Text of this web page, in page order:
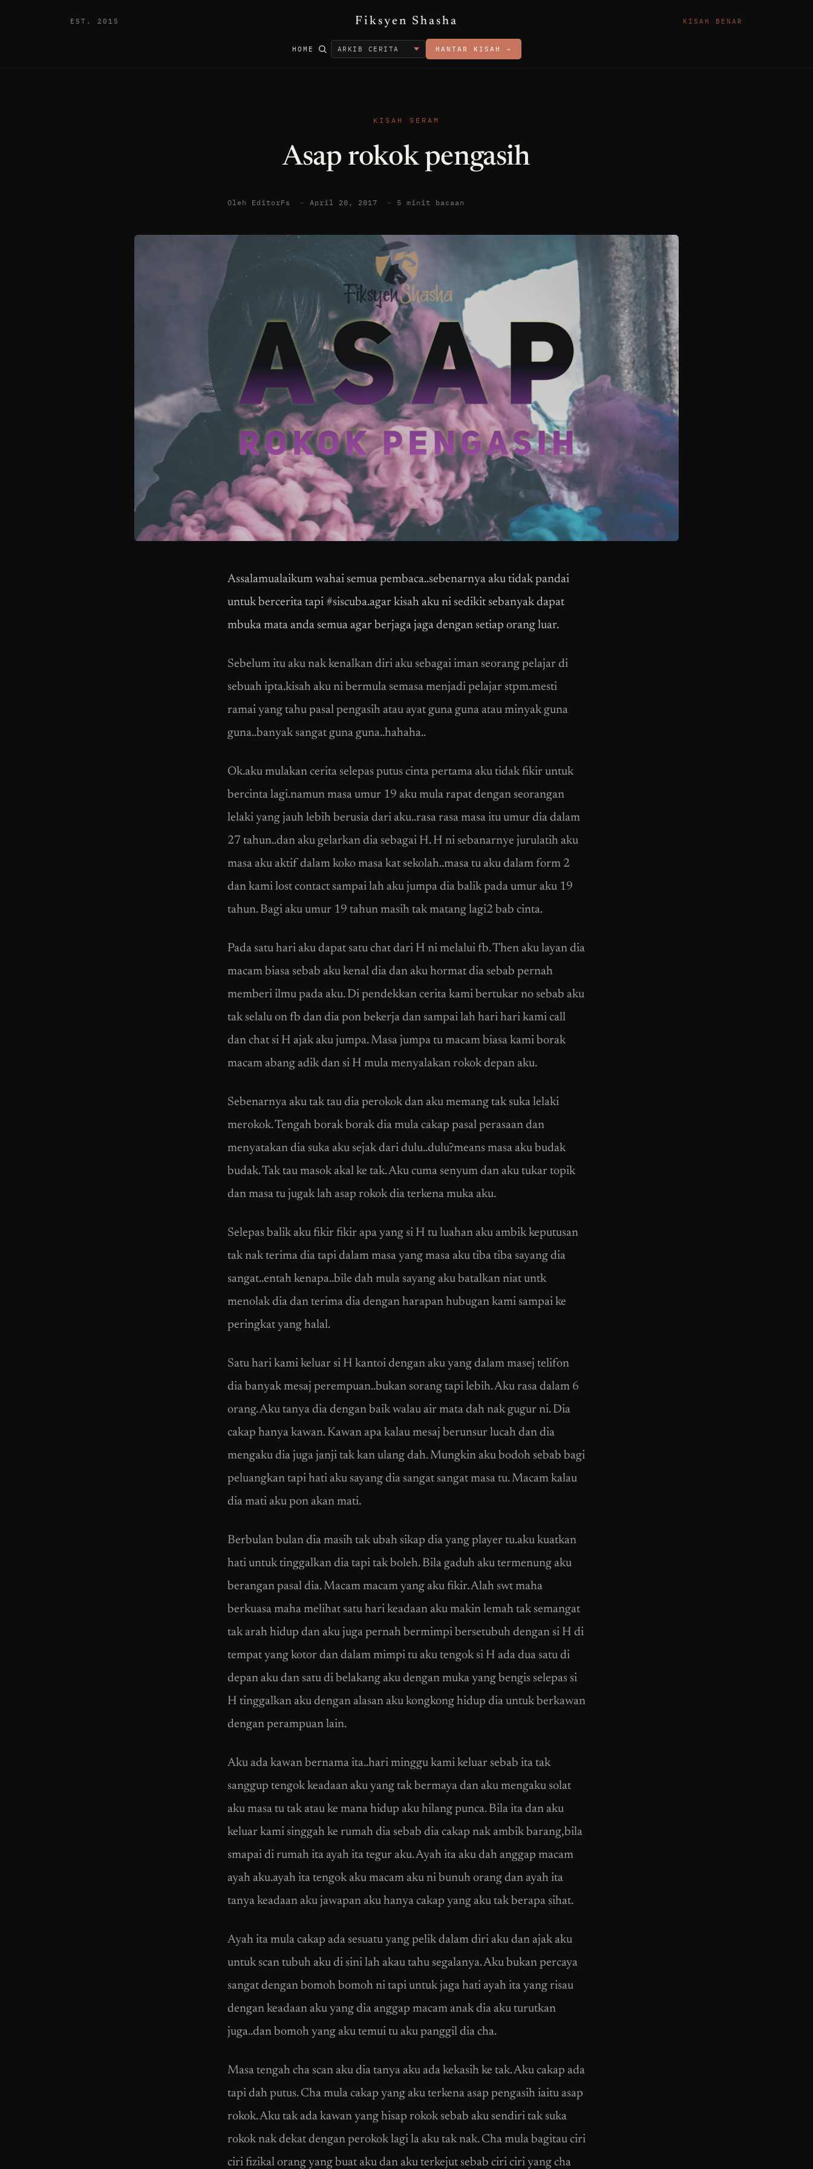
EST. 2015 Fiksyen Shasha KISAH BENAR
HOME HANTAR KISAH →
KISAH SERAM
Asap rokok pengasih
Oleh EditorFs — April 20, 2017 — 5 minit bacaan
Assalamualaikum wahai semua pembaca..sebenarnya aku tidak pandai
untuk bercerita tapi #siscuba.agar kisah aku ni sedikit sebanyak dapat
mbuka mata anda semua agar berjaga jaga dengan setiap orang luar.
Sebelum itu aku nak kenalkan diri aku sebagai iman seorang pelajar di
sebuah ipta.kisah aku ni bermula semasa menjadi pelajar stpm.mesti
ramai yang tahu pasal pengasih atau ayat guna guna atau minyak guna
guna..banyak sangat guna guna..hahaha..
Ok.aku mulakan cerita selepas putus cinta pertama aku tidak fikir untuk
bercinta lagi.namun masa umur 19 aku mula rapat dengan seorangan
lelaki yang jauh lebih berusia dari aku..rasa rasa masa itu umur dia dalam
27 tahun..dan aku gelarkan dia sebagai H. H ni sebanarnye jurulatih aku
masa aku aktif dalam koko masa kat sekolah..masa tu aku dalam form 2
dan kami lost contact sampai lah aku jumpa dia balik pada umur aku 19
tahun. Bagi aku umur 19 tahun masih tak matang lagi2 bab cinta.
Pada satu hari aku dapat satu chat dari H ni melalui fb. Then aku layan dia
macam biasa sebab aku kenal dia dan aku hormat dia sebab pernah
memberi ilmu pada aku. Di pendekkan cerita kami bertukar no sebab aku
tak selalu on fb dan dia pon bekerja dan sampai lah hari hari kami call
dan chat si H ajak aku jumpa. Masa jumpa tu macam biasa kami borak
macam abang adik dan si H mula menyalakan rokok depan aku.
Sebenarnya aku tak tau dia perokok dan aku memang tak suka lelaki
merokok. Tengah borak borak dia mula cakap pasal perasaan dan
menyatakan dia suka aku sejak dari dulu..dulu?means masa aku budak
budak. Tak tau masok akal ke tak. Aku cuma senyum dan aku tukar topik
dan masa tu jugak lah asap rokok dia terkena muka aku.
Selepas balik aku fikir fikir apa yang si H tu luahan aku ambik keputusan
tak nak terima dia tapi dalam masa yang masa aku tiba tiba sayang dia
sangat..entah kenapa..bile dah mula sayang aku batalkan niat untk
menolak dia dan terima dia dengan harapan hubugan kami sampai ke
peringkat yang halal.
Satu hari kami keluar si H kantoi dengan aku yang dalam masej telifon
dia banyak mesaj perempuan..bukan sorang tapi lebih. Aku rasa dalam 6
orang. Aku tanya dia dengan baik walau air mata dah nak gugur ni. Dia
cakap hanya kawan. Kawan apa kalau mesaj berunsur lucah dan dia
mengaku dia juga janji tak kan ulang dah. Mungkin aku bodoh sebab bagi
peluangkan tapi hati aku sayang dia sangat sangat masa tu. Macam kalau
dia mati aku pon akan mati.
Berbulan bulan dia masih tak ubah sikap dia yang player tu.aku kuatkan
hati untuk tinggalkan dia tapi tak boleh. Bila gaduh aku termenung aku
berangan pasal dia. Macam macam yang aku fikir. Alah swt maha
berkuasa maha melihat satu hari keadaan aku makin lemah tak semangat
tak arah hidup dan aku juga pernah bermimpi bersetubuh dengan si H di
tempat yang kotor dan dalam mimpi tu aku tengok si H ada dua satu di
depan aku dan satu di belakang aku dengan muka yang bengis selepas si
H tinggalkan aku dengan alasan aku kongkong hidup dia untuk berkawan
dengan perampuan lain.
Aku ada kawan bernama ita..hari minggu kami keluar sebab ita tak
sanggup tengok keadaan aku yang tak bermaya dan aku mengaku solat
aku masa tu tak atau ke mana hidup aku hilang punca. Bila ita dan aku
keluar kami singgah ke rumah dia sebab dia cakap nak ambik barang,bila
smapai di rumah ita ayah ita tegur aku. Ayah ita aku dah anggap macam
ayah aku.ayah ita tengok aku macam aku ni bunuh orang dan ayah ita
tanya keadaan aku jawapan aku hanya cakap yang aku tak berapa sihat.
Ayah ita mula cakap ada sesuatu yang pelik dalam diri aku dan ajak aku
untuk scan tubuh aku di sini lah akau tahu segalanya. Aku bukan percaya
sangat dengan bomoh bomoh ni tapi untuk jaga hati ayah ita yang risau
dengan keadaan aku yang dia anggap macam anak dia aku turutkan
juga..dan bomoh yang aku temui tu aku panggil dia cha.
Masa tengah cha scan aku dia tanya aku ada kekasih ke tak. Aku cakap ada
tapi dah putus. Cha mula cakap yang aku terkena asap pengasih iaitu asap
rokok. Aku tak ada kawan yang hisap rokok sebab aku sendiri tak suka
rokok nak dekat dengan perokok lagi la aku tak nak. Cha mula bagitau ciri
ciri fizikal orang yang buat aku dan aku terkejut sebab ciri ciri yang cha